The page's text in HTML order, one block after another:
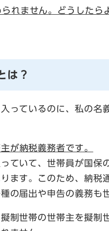
れません。どうしたら
は？
っているのに、私の名
が納税義務者です。
ていて、世帯員が国保
ます。このため、納税
の届出や申告の義務も
制世帯の世帯主を擬制